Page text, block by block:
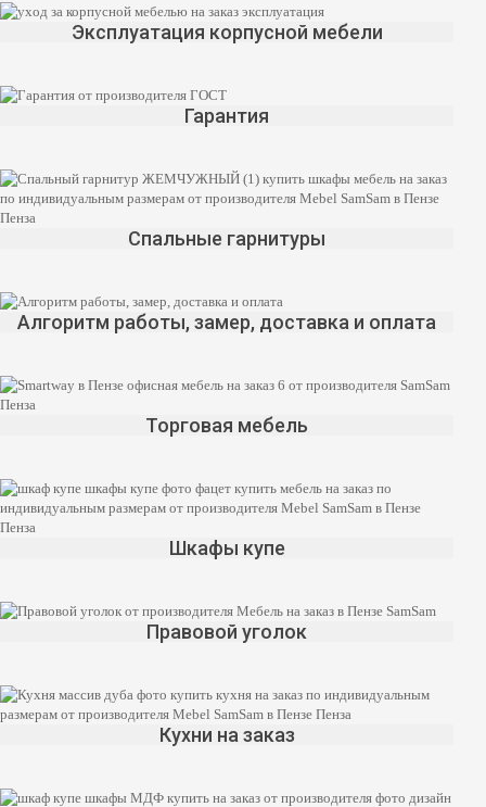
Эксплуатация корпусной мебели
Гарантия
Спальные гарнитуры
Алгоритм работы, замер, доставка и оплата
Торговая мебель
Шкафы купе
Правовой уголок
Кухни на заказ